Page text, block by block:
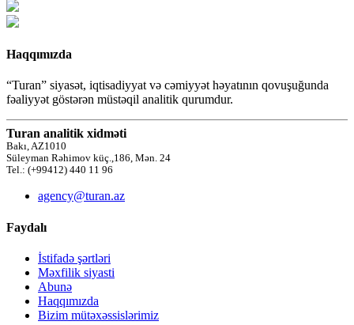
Haqqımızda
“Turan” siyasət, iqtisadiyyat və cəmiyyət həyatının qovuşuğunda
fəaliyyət göstərən müstəqil analitik qurumdur.
Turan analitik xidməti
Bakı, AZ1010
Süleyman Rəhimov küç.,186, Mən. 24
Tel.: (+99412) 440 11 96
agency@turan.az
Faydalı
İstifadə şərtləri
Məxfilik siyasti
Abunə
Haqqımızda
Bizim mütəxəssislərimiz